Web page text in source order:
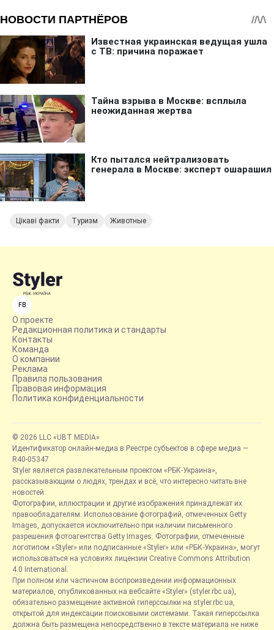
Цікаві факти Туризм Животные
FB
О проекте
Редакционная политика и стандарты
Контакты
Команда
О компании
Реклама
Правила пользования
Правовая информация
Политика конфиденциальности
© 2026 LLC «UBT MEDIA»
Идентификатор онлайн-медиа в Реестре субъектов в сфере медиа —
R40-05347
Styler является развлекательным проектом «РБК-Украина»,
рассказывающим о людях, трендах и всё, что интересно читать вне
новостей.
Фотографии, иллюстрации и другие изображения принадлежат их
правообладателям. Использование фотографий, отмеченных Getty
Images, допускается исключительно при наличии письменного
разрешения фотоагентства Getty Images. Фотографии, отмеченные
логотипом «Styler» или подписанные «Styler» или «РБК-Украина», могут
использоваться на условиях лицензии Creative Commons Attribution
4.0 International.
При полном или частичном воспроизведении информационных
материалов, опубликованных на вебсайте «Styler» (styler.rbc.ua),
обязательно размещение активной гиперссылки на styler.rbc.ua,
открытой для индексации поисковыми системами. Такая гиперссылка
должна быть размещена непосредственно в тексте материала не ниже